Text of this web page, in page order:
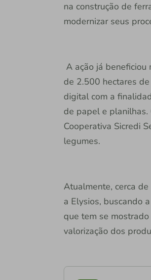
na construção de
modernizar seus
A ação já beneficiou
de 2.500 hectares
digital com a
de papel e planilhas.
Cooperativa Sicredi
legumes.
Atualmente, cerca
a Elysios, buscando
que tem se
valorização dos